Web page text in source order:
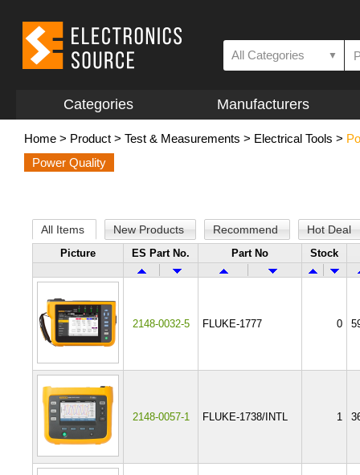
All Categories ▼
Categories Manufacturers
Home > Product > Test & Measurements > Electrical Tools >
Power Quality
All Items New Products Recommend Hot Deal
Picture ES Part No. Part No Stock
2148-0032-5 FLUKE-1777 0
2148-0057-1 FLUKE-1738/INTL 1